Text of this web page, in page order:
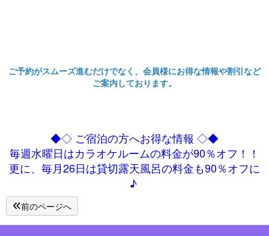
ご予約がスムーズ進むだけでなく、会員様にお得な情報や割引など
ご案内しております。
◆◇ ご宿泊の方へお得な情報 ◇◆
毎週水曜日はカラオケルームの料金が90％オフ！！
更に、毎月26日は貸切露天風呂の料金も90％オフに
♪
前のページへ